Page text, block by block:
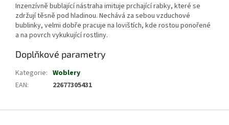
Inzenzívně bublající nástraha imituje prchající rabky, které se
zdržují těsně pod hladinou. Nechává za sebou vzduchové
bublinky, velmi dobře pracuje na lovištích, kde rostou ponořené
a na povrch vykukující rostliny.
Doplňkové parametry
Kategorie: Woblery
EAN: 22677305431